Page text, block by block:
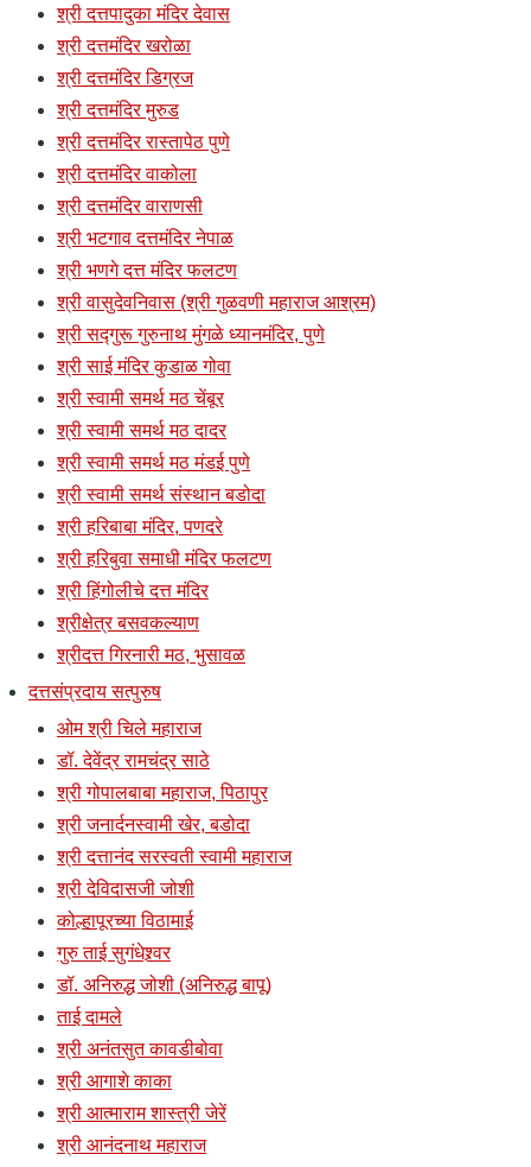
श्री दत्तपादुका मंदिर देवास
श्री दत्तमंदिर खरोळा
श्री दत्तमंदिर डिग्रज
श्री दत्तमंदिर मुरुड
श्री दत्तमंदिर रास्तापेठ पुणे
श्री दत्तमंदिर वाकोला
श्री दत्तमंदिर वाराणसी
श्री भटगाव दत्तमंदिर नेपाळ
श्री भणगे दत्त मंदिर फलटण
श्री वासुदेवनिवास (श्री गुळवणी महाराज आश्रम)
श्री सद्गुरू गुरुनाथ मुंगळे ध्यानमंदिर, पुणे
श्री साई मंदिर कुडाळ गोवा
श्री स्वामी समर्थ मठ चेंबूर
श्री स्वामी समर्थ मठ दादर
श्री स्वामी समर्थ मठ मंडई पुणे
श्री स्वामी समर्थ संस्थान बडोदा
श्री हरिबाबा मंदिर, पणदरे
श्री हरिबुवा समाधी मंदिर फलटण
श्री हिंगोलीचे दत्त मंदिर
श्रीक्षेत्र बसवकल्याण
श्रीदत्त गिरनारी मठ, भुसावळ
दत्तसंप्रदाय सत्पुरुष
ओम श्री चिले महाराज
डॉ. देवेंद्र रामचंद्र साठे
श्री गोपालबाबा महाराज, पिठापुर
श्री जनार्दनस्वामी खेर, बडोदा
श्री दत्तानंद सरस्वती स्वामी महाराज
श्री देविदासजी जोशी
कोल्हापूरच्या विठामाई
गुरु ताई सुगंधेश्र्वर
डॉ. अनिरुद्ध जोशी (अनिरुद्ध बापू)
ताई दामले
श्री अनंतसुत कावडीबोवा
श्री आगाशे काका
श्री आत्माराम शास्त्री जेरें
श्री आनंदनाथ महाराज